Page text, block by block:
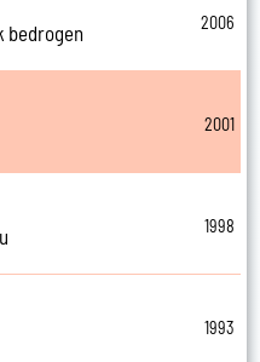
bedrogen
2006
2001
1998
1993